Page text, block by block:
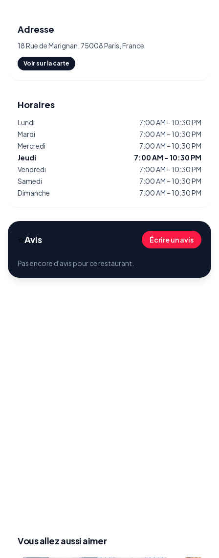
Adresse
18 Rue de Marignan, 75008 Paris, France
Voir sur la carte
Horaires
Lundi
7:00 AM – 10:30 PM
Mardi
7:00 AM – 10:30 PM
Mercredi
7:00 AM – 10:30 PM
Jeudi
7:00 AM – 10:30 PM
Vendredi
7:00 AM – 10:30 PM
Samedi
7:00 AM – 10:30 PM
Dimanche
7:00 AM – 10:30 PM
⭐Avis Écrire un avis
Pas encore d'avis pour ce restaurant.
Vous allez aussi aimer